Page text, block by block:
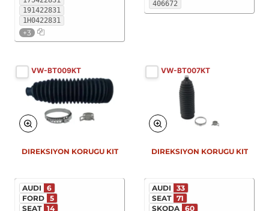
191422831
1H0422831
+3
406672
VW-BT009KT
AUDI
6
FORD 5
SEAT 14
DIREKSIYON KORUGU KIT
VW-BT007KT
AUDI
33
SEAT 71
SKODA 60
DIREKSIYON KORUGU KIT